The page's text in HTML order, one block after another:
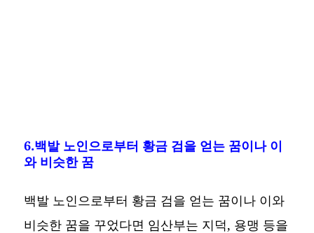
6.백발 노인으로부터 황금 검을 얻는 꿈이나 이
와 비슷한 꿈
백발 노인으로부터 황금 검을 얻는 꿈이나 이와
비슷한 꿈을 꾸었다면 임산부는 지덕, 용맹 등을